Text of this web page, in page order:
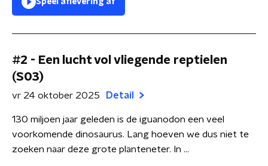
Speel aflevering af
#2 - Een lucht vol vliegende reptielen
(S03)
vr 24 oktober 2025 Detail
130 miljoen jaar geleden is de iguanodon een veel
voorkomende dinosaurus. Lang hoeven we dus niet te
zoeken naar deze grote planteneter. In ...